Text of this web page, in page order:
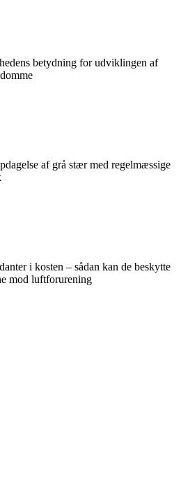
betydning for udviklingen af
af grå stær med regelmæssige
i kosten – sådan kan de beskytte
mod luftforurening